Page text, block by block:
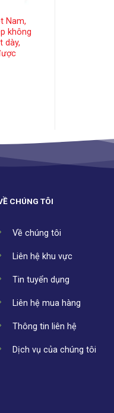
Nam,
không
dày,
CHÚNG TÔI
Về chúng tôi
Liên hệ khu vực
Tin tuyển dụng
Liên hệ mua hàng
Thông tin liên hệ
Dịch vụ của chúng tôi